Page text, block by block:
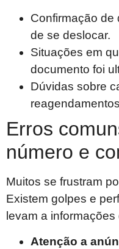
Confirmação de
de se deslocar.
Situações em
documento foi
Dúvidas sobre
Erros
número e
Muitos se frustram
Existem golpes e
levam a informações
Atenção a